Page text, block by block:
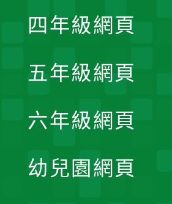
四年級網頁
五年級網頁
六年級網頁
幼兒園網頁